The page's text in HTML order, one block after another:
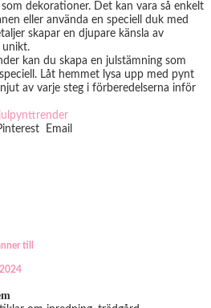
dekorationer. Det kan vara så enkelt
eller använda en speciell duk med
skapar en djupare känsla av
unikt.
kan du skapa en julstämning som
Låt hemmet lysa upp med pynt
av varje steg i förberedelserna inför
julpynttrender
Email
till